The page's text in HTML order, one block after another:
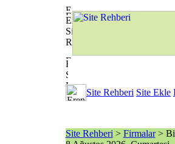
Site Rehberi Site Ekle
Site Rehberi > Firmalar>